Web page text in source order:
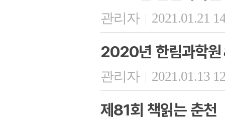
관리자 | 2021.01.21
2020년 한림과학원
관리자 | 2021.01.13
제81회 책읽는 춘천